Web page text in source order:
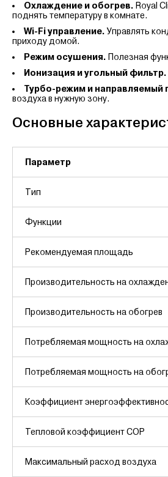
Охлаждение и обогрев. Royal
поднять температуру в комнате.
Wi-Fi управление. Управлять
приходу домой.
Режим осушения. Полезная
Ионизация и угольный фильтр.
Турбо-режим и направляемый
воздуха в нужную зону.
Основные
Параметр
Тип
Функции
Рекомендуемая площадь
Производительность на
Производительность на обогрев
Потребляемая мощность на
Потребляемая мощность на
Коэффициент
Тепловой коэффициент COP
Максимальный расход воздуха